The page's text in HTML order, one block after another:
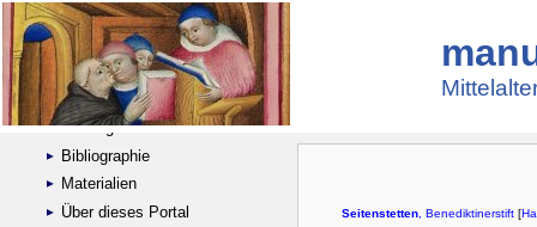
Suche
Handschriftensammlungen
Digitalisierte Handschriften
Kataloge
Bibliographie
Materialien
Über dieses Portal